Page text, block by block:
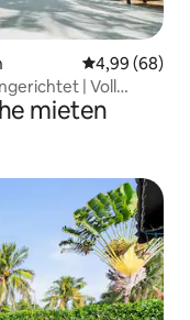
4,99 (68)
| Voll
mieten